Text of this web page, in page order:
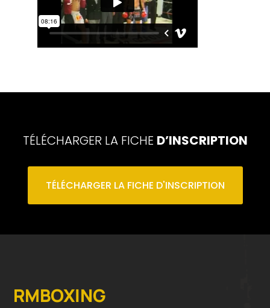
TÉLÉCHARGER LA FICHE D’INSCRIPTION
TÉLÉCHARGER LA FICHE D'INSCRIPTION
RMBOXING